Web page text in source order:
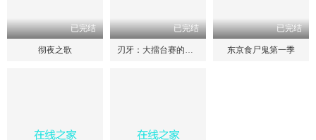
已完结
彻夜之歌
已完结
刃牙：大擂台赛的传说
已完结
东京食尸鬼第一季